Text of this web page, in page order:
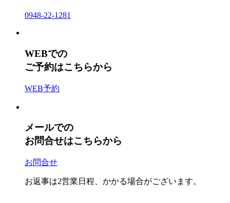
0948-22-1281
WEBでの
ご予約はこちらから
WEB予約
メールでの
お問合せはこちらから
お問合せ
お返事は2営業日程、かかる場合がございます。